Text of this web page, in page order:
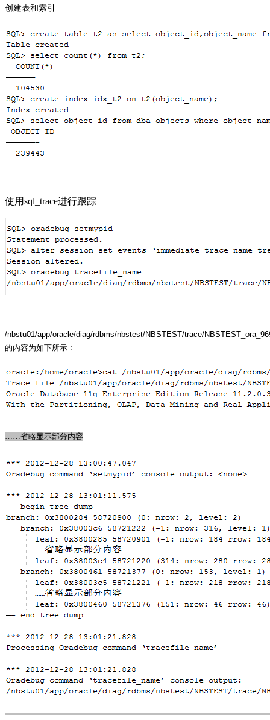
创建表和索引
使用sql_trace进行跟踪
/nbstu01/app/oracle/diag/rdbms/nbstest/NBSTEST/trace/
的内容为如下所示：
……省略显示部分内容